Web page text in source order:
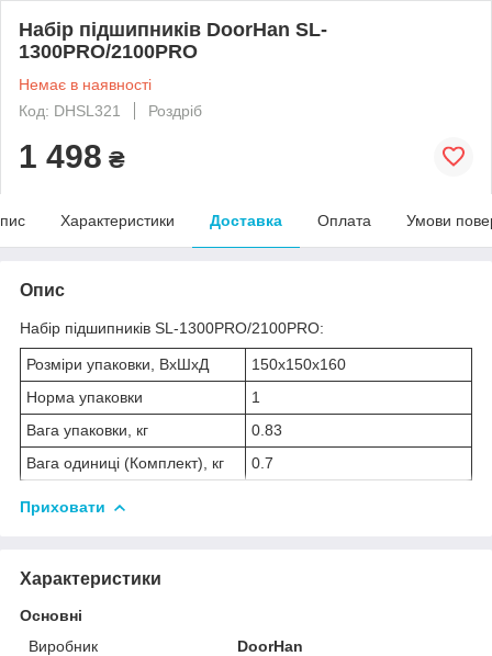
Набір підшипників DoorHan SL-
1300PRO/2100PRO
Немає в наявності
Код: DHSL321
Роздріб
1 498 ₴
Характеристики Доставка Оплата Умови
Опис
Набір підшипників SL-1300PRO/2100PRO:
Розміри упаковки, ВхШхД
150х150х160
Норма упаковки
1
Вага упаковки, кг
0.83
Вага одиниці (Комплект), кг
0.7
Приховати
Характеристики
Основні
Виробник
DoorHan